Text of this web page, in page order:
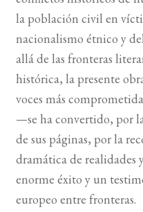
la población civil en
nacionalismo étnico y
allá de las fronteras
histórica, la presente
voces más
—se ha convertido, por
de sus páginas, por la
dramática de realidades
enorme éxito y un
europeo entre fronteras.